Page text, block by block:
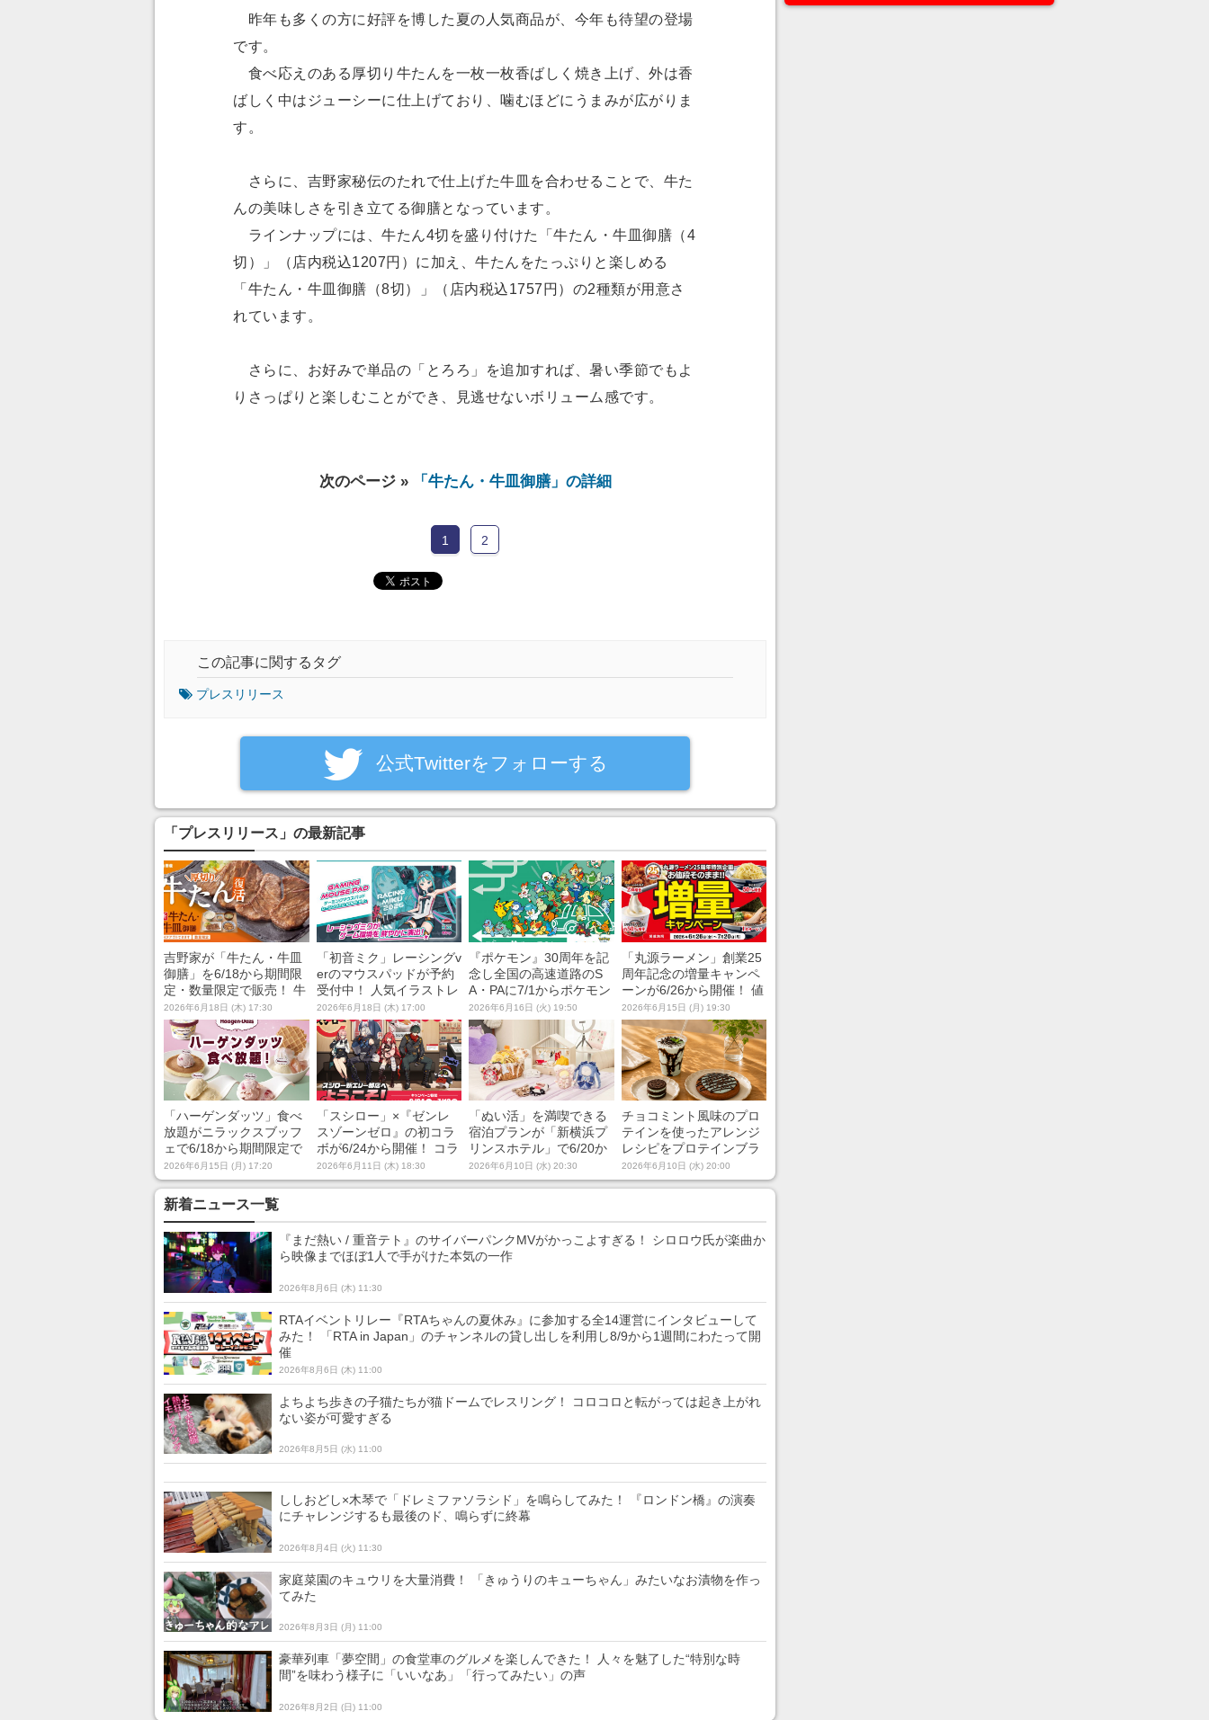
昨年も多くの方に好評を博した夏の人気商品が、今年も待望の登場
です。
食べ応えのある厚切り牛たんを一枚一枚香ばしく焼き上げ、外は香
ばしく中はジューシーに仕上げており、噛むほどにうまみが広がりま
す。
さらに、吉野家秘伝のたれで仕上げた牛皿を合わせることで、牛た
んの美味しさを引き立てる御膳となっています。
ラインナップには、牛たん4切を盛り付けた「牛たん・牛皿御膳（4
切）」（店内税込1207円）に加え、牛たんをたっぷりと楽しめる
「牛たん・牛皿御膳（8切）」（店内税込1757円）の2種類が用意さ
れています。
さらに、お好みで単品の「とろろ」を追加すれば、暑い季節でもよ
りさっぱりと楽しむことができ、見逃せないボリューム感です。
次のページ » 「牛たん・牛皿御膳」の詳細
1 2
この記事に関するタグ
プレスリリース
‎公式Twitterをフォローする
「プレスリリース」の最新記事
吉野家が「牛たん・牛皿
御膳」を6/18から期間限
定・数量限定で販売！ 牛
たん4切と食べ応えばっ
ちりの8切付きの2種の御
膳をラインナップ
2026年6月18日 (木) 17:30
「初音ミク」レーシングv
erのマウスパッドが予約
受付中！ 人気イラストレ
ーター・黒星紅白の描き
下ろしイラストを採用
2026年6月18日 (木) 17:00
『ポケモン』30周年を記
念し全国の高速道路のS
A・PAに7/1からポケモン
たちが現れる！ シール帳
などが当たるスタンプラ
リーやグッズ販売を展開
2026年6月16日 (火) 19:50
「丸源ラーメン」創業25
周年記念の増量キャンペ
ーンが6/26から開催！ 値
段はそのままに人気4商
品が続々増量
2026年6月15日 (月) 19:30
「ハーゲンダッツ」食べ
放題がニラックスブッフ
ェで6/18から期間限定で
開催！ 4店舗でバニラと
ストロベリー味が時間無
制限で好きなだけ味わえ
る
2026年6月15日 (月) 17:20
「スシロー」×『ゼンレ
スゾーンゼロ』の初コラ
ボが6/24から開催！ コラ
ボ限定ピック付きのお寿
司やミニフィギュア付き
2026年6月11日 (木) 18:30
「ぬい活」を満喫できる
宿泊プランが「新横浜プ
リンスホテル」で6/20か
ら期間限定で開催！ 人気
作家のぬい服約100着
2026年6月10日 (水) 20:30
チョコミント風味のプロ
テインを使ったアレンジ
レシピをプロテインブラ
ンドが公開！ 『MY ROU
TINE BEAUTY』が贈るス
2026年6月10日 (水) 20:00
新着ニュース一覧
『まだ熱い / 重音テト』のサイバーパンクMVがかっこよすぎる！ シロロウ氏が楽曲か
ら映像までほぼ1人で手がけた本気の一作
2026年8月6日 (木) 11:30
RTAイベントリレー『RTAちゃんの夏休み』に参加する全14運営にインタビューして
みた！ 「RTA in Japan」のチャンネルの貸し出しを利用し8/9から1週間にわたって開
催
2026年8月6日 (木) 11:00
よちよち歩きの子猫たちが猫ドームでレスリング！ コロコロと転がっては起き上がれ
ない姿が可愛すぎる
2026年8月5日 (水) 11:00
ししおどし×木琴で「ドレミファソラシド」を鳴らしてみた！ 『ロンドン橋』の演奏
にチャレンジするも最後のド、鳴らずに終幕
2026年8月4日 (火) 11:30
家庭菜園のキュウリを大量消費！ 「きゅうりのキューちゃん」みたいなお漬物を作っ
てみた
2026年8月3日 (月) 11:00
豪華列車「夢空間」の食堂車のグルメを楽しんできた！ 人々を魅了した“特別な時
間”を味わう様子に「いいなあ」「行ってみたい」の声
2026年8月2日 (日) 11:00